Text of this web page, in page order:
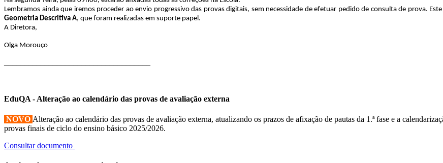
Lembramos ainda que iremos proceder ao envio progressivo das provas digitais, sem necessidade de efetuar pedido de consulta de prova.
Geometria Descritiva A, que foram realizadas em suporte papel.
A Diretora,
Olga Morouço
EduQA - Alteração ao calendário das provas de avaliação externa
NOVO Alteração ao calendário das provas de avaliação externa, atualizando os prazos de afixação de pautas da 1.ª fase e a
provas finais de ciclo do ensino básico 2025/2026.
Consultar documento